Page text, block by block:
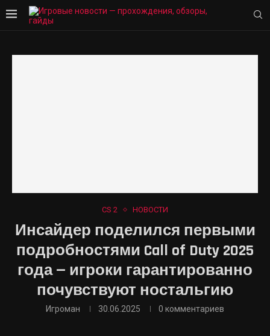
CS 2 НОВОСТИ
Инсайдер поделился первыми
подробностями Call of Duty 2025
года — игроки гарантированно
почувствуют ностальгию
Игроман 30.06.2025 0 комментариев